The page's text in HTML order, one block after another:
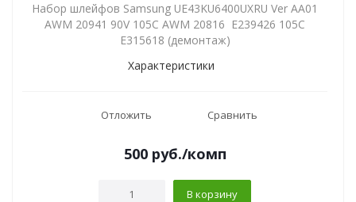
Набор шлейфов Samsung UE43KU6400UXRU Ver AA01
AWM 20941 90V 105C AWM 20816 E239426 105C
E315618 (демонтаж)
Характеристики
Отложить Сравнить
500 руб./комп
В корзину